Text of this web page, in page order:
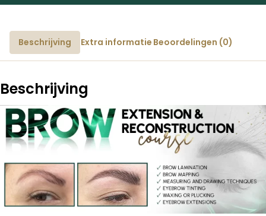
Beschrijving Extra informatie Beoordelingen (0)
Beschrijving